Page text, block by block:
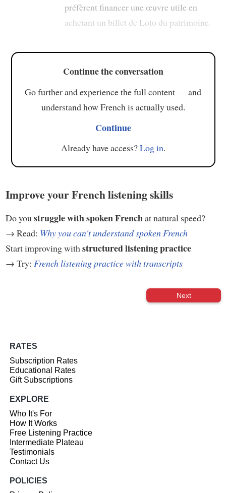
préfèrent financer une œuvre utile en
achetant un billet de Loto du patrimoine.
Continue the conversation
Go further and experience the full content — and
understand how French is actually used.
Continue
Already have access?Log in.
Improve your French listening skills
Do you struggle with spoken Frenchat natural speed?
→ Read: Why you can't understand spoken French
Start improving with structured listening practice
→ Try: French listening practice with transcripts
Next
RATES
Subscription Rates
Educational Rates
Gift Subscriptions
EXPLORE
Who It's For
How It Works
Free Listening Practice
Intermediate Plateau
Testimonials
Contact Us
POLICIES